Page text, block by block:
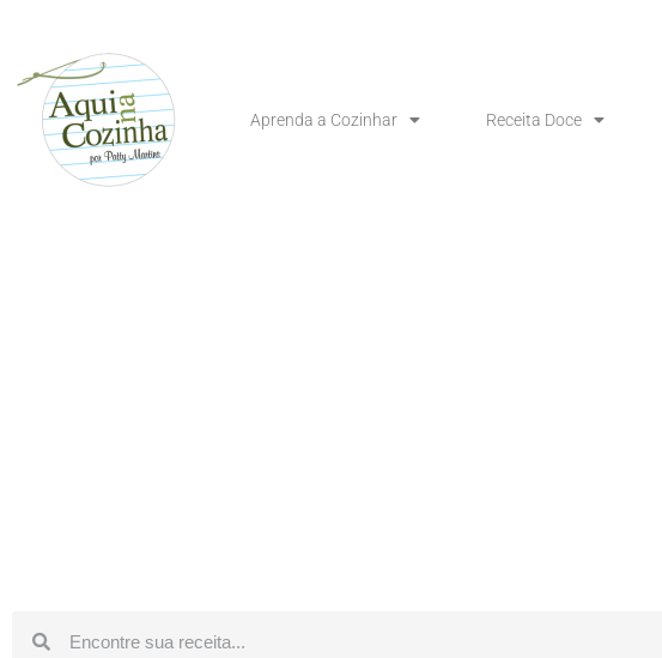
Aprenda a Cozinhar Receita Doce